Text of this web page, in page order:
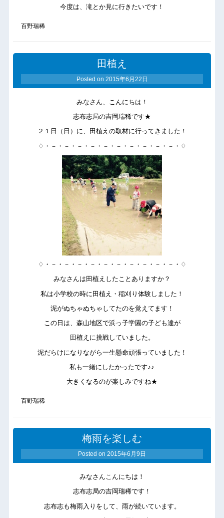
今度は、滝とか見に行きたいです！
百野瑞稀
田植え
Posted on 2015年6月22日
みなさん、こんにちは！
志布志局の吉岡瑞稀です★
２１日（日）に、田植えの取材に行ってきました！
♢・－・－・－・－・－・－・－・－・－・－・♢
♢・－・－・－・－・－・－・－・－・－・－・♢
みなさんは田植えしたことありますか？
私は小学校の時に田植え・稲刈り体験しました！
泥がぬちゃぬちゃしてたのを覚えてます！
この日は、森山地区で浜っ子学園の子ども達が
田植えに挑戦していました。
泥だらけになりながら一生懸命頑張っていました！
私も一緒にしたかったです♪♪
大きくなるのが楽しみですね★
百野瑞稀
梅雨を楽しむ
Posted on 2015年6月9日
みなさんこんにちは！
志布志局の吉岡瑞稀です！
志布志も梅雨入りをして、雨が続いています。